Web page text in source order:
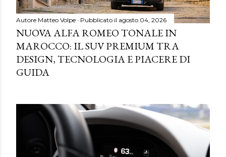
Autore Matteo Volpe Pubblicato il agosto 04, 2026
NUOVA ALFA ROMEO TONALE IN
MAROCCO: IL SUV PREMIUM TRA
DESIGN, TECNOLOGIA E PIACERE DI
GUIDA